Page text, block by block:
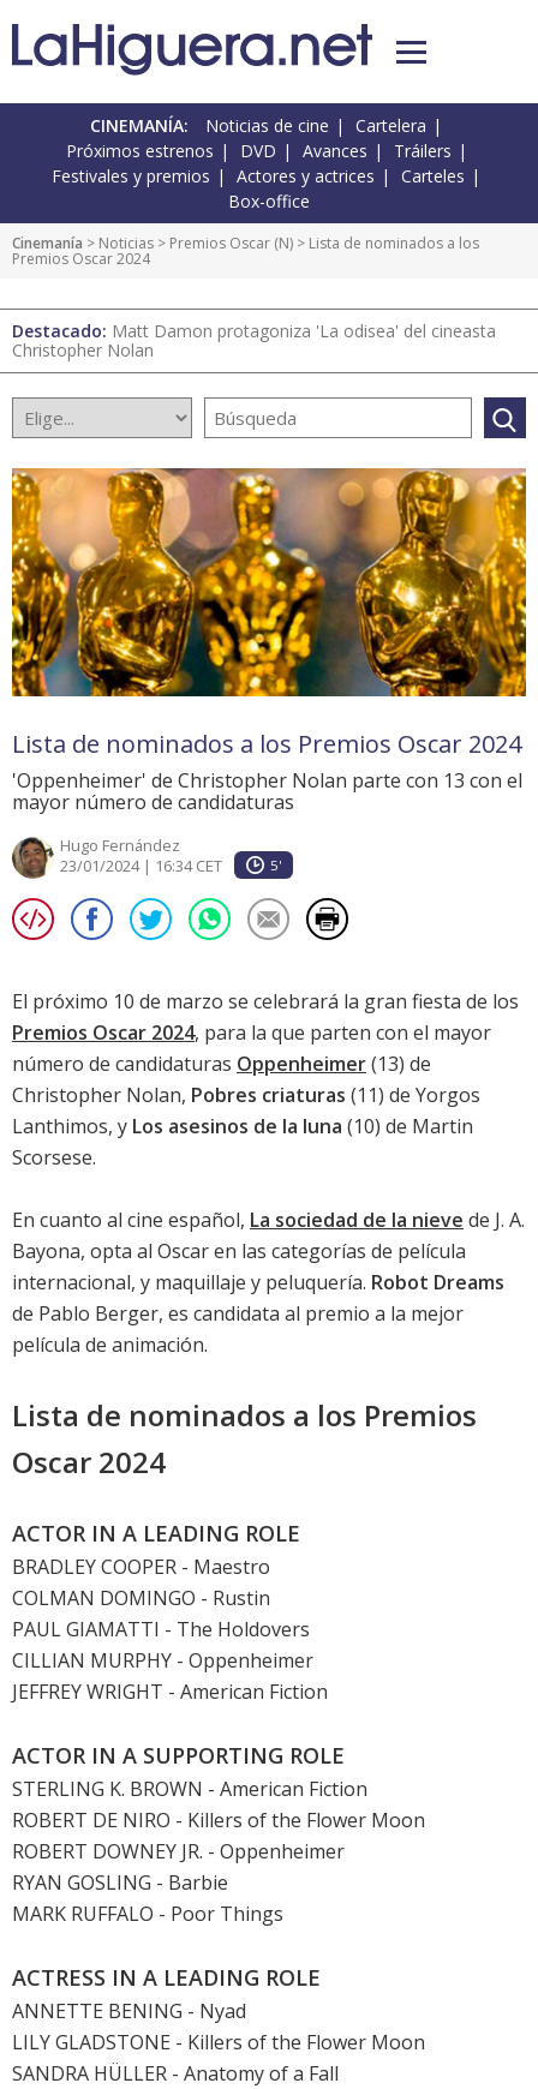
CINEMANÍA: Noticias de cine
Cartelera
Próximos estrenos
DVD Avances
Tráilers
Festivales y premios
Actores y actrices
Carteles
Box-office
Cinemanía > Noticias > Premios Oscar (N) > Lista de nominados a los
Premios Oscar 2024
Destacado: Matt Damon protagoniza 'La odisea' del cineasta
Christopher Nolan
Lista de nominados a los Premios Oscar 2024
'Oppenheimer' de Christopher Nolan parte con 13 con el
mayor número de candidaturas
Hugo Fernández
23/01/2024 | 16:34 CET
5'
El próximo 10 de marzo se celebrará la gran fiesta de los
Premios Oscar 2024, para la que parten con el mayor
número de candidaturas Oppenheimer(13) de
Christopher Nolan, Pobres criaturas (11) de Yorgos
Lanthimos, y Los asesinos de la luna (10) de Martin
Scorsese.
En cuanto al cine español, La sociedad de la nieve de J. A.
Bayona, opta al Oscar en las categorías de película
internacional, y maquillaje y peluquería. Robot Dreams
de Pablo Berger, es candidata al premio a la mejor
película de animación.
Lista de nominados a los Premios
Oscar 2024
ACTOR IN A LEADING ROLE
BRADLEY COOPER - Maestro
COLMAN DOMINGO - Rustin
PAUL GIAMATTI - The Holdovers
CILLIAN MURPHY - Oppenheimer
JEFFREY WRIGHT - American Fiction
ACTOR IN A SUPPORTING ROLE
STERLING K. BROWN - American Fiction
ROBERT DE NIRO - Killers of the Flower Moon
ROBERT DOWNEY JR. - Oppenheimer
RYAN GOSLING - Barbie
MARK RUFFALO - Poor Things
ACTRESS IN A LEADING ROLE
ANNETTE BENING - Nyad
LILY GLADSTONE - Killers of the Flower Moon
SANDRA HÜLLER - Anatomy of a Fall